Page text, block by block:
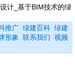
推广 绿建百科 绿建
形象 联系我们 视频